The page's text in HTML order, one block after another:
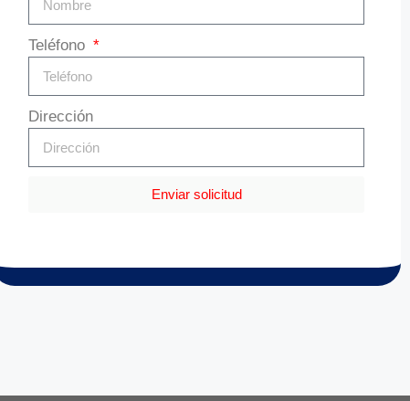
Teléfono
Dirección
Enviar solicitud